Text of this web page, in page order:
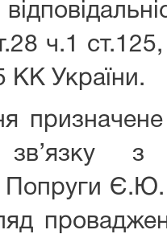
ч.1
КК України.
з
Попруги Є.Ю.